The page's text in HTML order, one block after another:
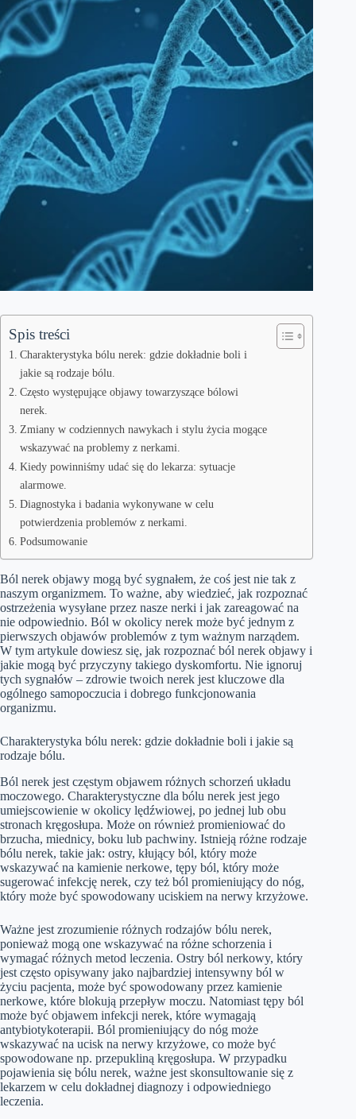
Spis treści
Charakterystyka bólu nerek: gdzie dokładnie boli i
jakie są rodzaje bólu.
Często występujące objawy towarzyszące bólowi
nerek.
Zmiany w codziennych nawykach i stylu życia mogące
wskazywać na problemy z nerkami.
Kiedy powinniśmy udać się do lekarza: sytuacje
alarmowe.
Diagnostyka i badania wykonywane w celu
potwierdzenia problemów z nerkami.
Podsumowanie
Ból nerek objawy mogą być sygnałem, że coś jest nie tak z
naszym organizmem. To ważne, aby wiedzieć, jak rozpoznać
ostrzeżenia wysyłane przez nasze nerki i jak zareagować na
nie odpowiednio. Ból w okolicy nerek może być jednym z
pierwszych objawów problemów z tym ważnym narządem.
W tym artykule dowiesz się, jak rozpoznać ból nerek objawy i
jakie mogą być przyczyny takiego dyskomfortu. Nie ignoruj
tych sygnałów – zdrowie twoich nerek jest kluczowe dla
ogólnego samopoczucia i dobrego funkcjonowania
organizmu.
Charakterystyka bólu nerek: gdzie dokładnie boli i jakie są
rodzaje bólu.
Ból nerek jest częstym objawem różnych schorzeń układu
moczowego. Charakterystyczne dla bólu nerek jest jego
umiejscowienie w okolicy lędźwiowej, po jednej lub obu
stronach kręgosłupa. Może on również promieniować do
brzucha, miednicy, boku lub pachwiny. Istnieją różne rodzaje
bólu nerek, takie jak: ostry, kłujący ból, który może
wskazywać na kamienie nerkowe, tępy ból, który może
sugerować infekcję nerek, czy też ból promieniujący do nóg,
który może być spowodowany uciskiem na nerwy krzyżowe.
Ważne jest zrozumienie różnych rodzajów bólu nerek,
ponieważ mogą one wskazywać na różne schorzenia i
wymagać różnych metod leczenia. Ostry ból nerkowy, który
jest często opisywany jako najbardziej intensywny ból w
życiu pacjenta, może być spowodowany przez kamienie
nerkowe, które blokują przepływ moczu. Natomiast tępy ból
może być objawem infekcji nerek, które wymagają
antybiotykoterapii. Ból promieniujący do nóg może
wskazywać na ucisk na nerwy krzyżowe, co może być
spowodowane np. przepukliną kręgosłupa. W przypadku
pojawienia się bólu nerek, ważne jest skonsultowanie się z
lekarzem w celu dokładnej diagnozy i odpowiedniego
leczenia.